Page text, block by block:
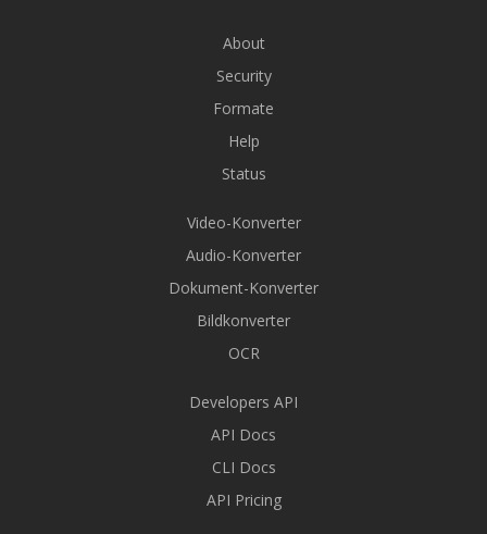
About
Security
Formate
Help
Status
Video-Konverter
Audio-Konverter
Dokument-Konverter
Bildkonverter
OCR
Developers API
API Docs
CLI Docs
API Pricing